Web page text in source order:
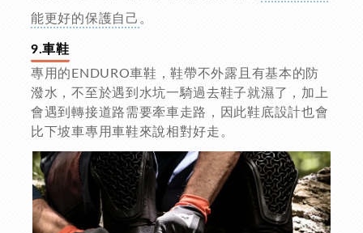
能更好的保護自己 。
9.車鞋
專用的ENDURO車鞋，鞋帶不外露且有基本的防
潑水，不至於遇到水坑一騎過去鞋子就濕了，加上
會遇到轉接道路需要牽車走路，因此鞋底設計也會
比下坡車專用車鞋來說相對好走。